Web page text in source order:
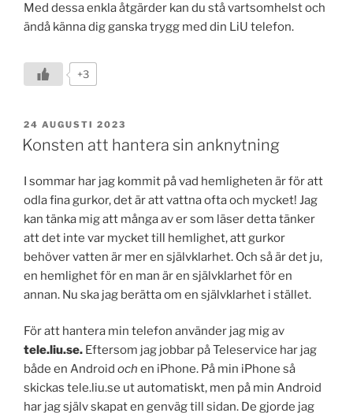
Med dessa enkla åtgärder kan du stå vartsomhelst och
ändå känna dig ganska trygg med din LiU telefon.
+3
PUBLICERAT
24 AUGUSTI 2023
Konsten att hantera sin anknytning
I sommar har jag kommit på vad hemligheten är för att
odla fina gurkor, det är att vattna ofta och mycket! Jag
kan tänka mig att många av er som läser detta tänker
att det inte var mycket till hemlighet, att gurkor
behöver vatten är mer en självklarhet. Och så är det ju,
en hemlighet för en man är en självklarhet för en
annan. Nu ska jag berätta om en självklarhet i stället.
För att hantera min telefon använder jag mig av
tele.liu.se. Eftersom jag jobbar på Teleservice har jag
både en Android och en iPhone. På min iPhone så
skickas tele.liu.se ut automatiskt, men på min Android
har jag själv skapat en genväg till sidan. De gjorde jag